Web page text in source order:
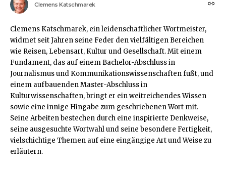
Clemens Katschmarek
Clemens Katschmarek, ein leidenschaftlicher Wortmeister,
widmet seit Jahren seine Feder den vielfältigen Bereichen
wie Reisen, Lebensart, Kultur und Gesellschaft. Mit einem
Fundament, das auf einem Bachelor-Abschluss in
Journalismus und Kommunikationswissenschaften fußt, und
einem aufbauenden Master-Abschluss in
Kulturwissenschaften, bringt er ein weitreichendes Wissen
sowie eine innige Hingabe zum geschriebenen Wort mit.
Seine Arbeiten bestechen durch eine inspirierte Denkweise,
seine ausgesuchte Wortwahl und seine besondere Fertigkeit,
vielschichtige Themen auf eine eingängige Art und Weise zu
erläutern.